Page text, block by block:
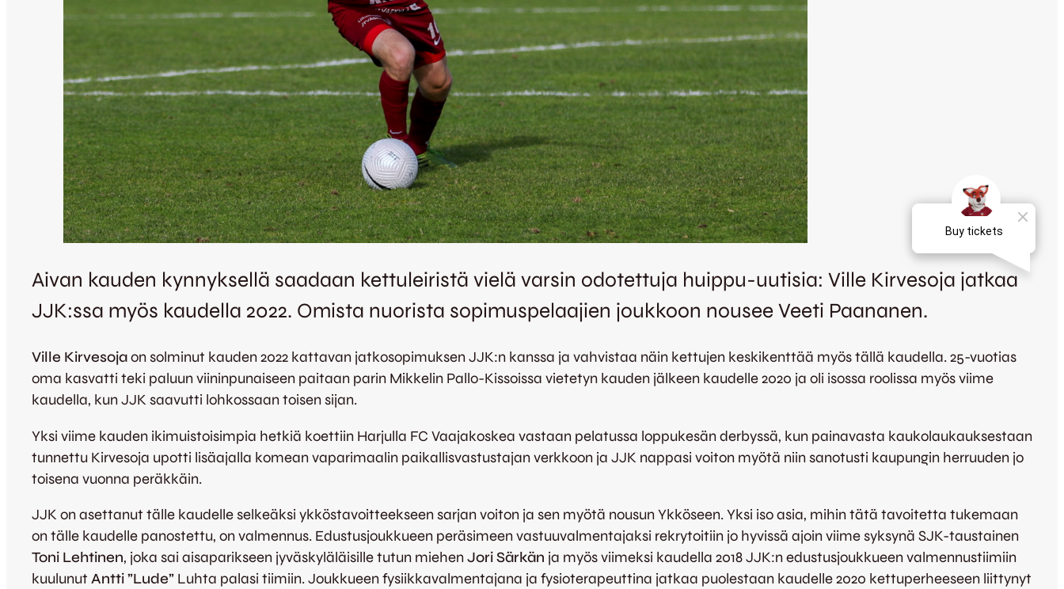
Aivan kauden kynnyksellä saadaan kettuleiristä vielä varsin odotettuja huippu-uutisia: Ville Kirvesoja jatkaa
JJK:ssa myös kaudella 2022. Omista nuorista sopimuspelaajien joukkoon nousee Veeti Paananen.
Ville Kirvesojaon solminut kauden 2022 kattavan jatkosopimuksen JJK:n kanssa ja vahvistaa näin kettujen keskikenttää myös tällä kaudella. 25-vuotias
oma kasvatti teki paluun viininpunaiseen paitaan parin Mikkelin Pallo-Kissoissa vietetyn kauden jälkeen kaudelle 2020 ja oli isossa roolissa myös viime
kaudella, kun JJK saavutti lohkossaan toisen sijan.
Yksi viime kauden ikimuistoisimpia hetkiä koettiin Harjulla FC Vaajakoskea vastaan pelatussa loppukesän derbyssä, kun painavasta kaukolaukauksestaan
tunnettu Kirvesoja upotti lisäajalla komean vaparimaalin paikallisvastustajan verkkoon ja JJK nappasi voiton myötä niin sanotusti kaupungin herruuden jo
toisena vuonna peräkkäin.
JJK on asettanut tälle kaudelle selkeäksi ykköstavoitteekseen sarjan voiton ja sen myötä nousun Ykköseen. Yksi iso asia, mihin tätä tavoitetta tukemaan
on tälle kaudelle panostettu, on valmennus. Edustusjoukkueen peräsimeen vastuuvalmentajaksi rekrytoitiin jo hyvissä ajoin viime syksynä SJK-taustainen
Toni Lehtinen, joka sai aisaparikseen jyväskyläläisille tutun miehenJori Särkän ja myös viimeksi kaudella 2018 JJK:n edustusjoukkueen valmennustiimiin
kuulunut Antti ”Lude” Luhta palasi tiimiin. Joukkueen fysiikkavalmentajana ja fysioterapeuttina jatkaa puolestaan kaudelle 2020 kettuperheeseen liittynyt